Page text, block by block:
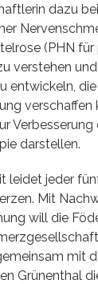
dazu
(PHN
verstehen
entwickeln,
verschaffen
darstellen.
leidet jeder
Mit
will die
mit
Grünenthal